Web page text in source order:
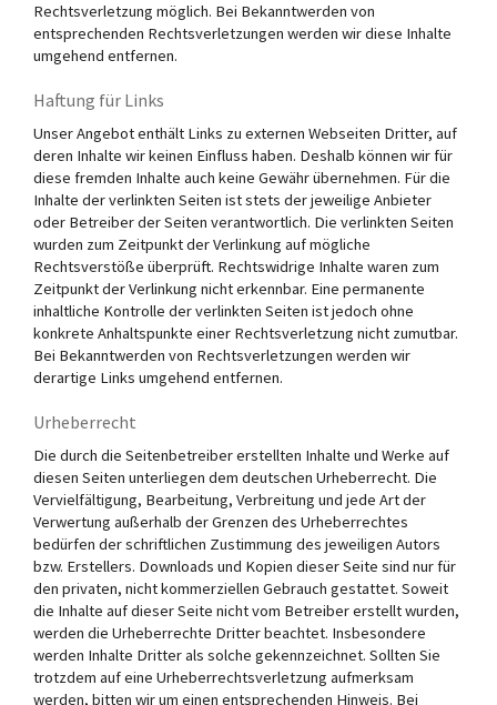
Rechtsverletzung möglich. Bei Bekanntwerden von
entsprechenden Rechtsverletzungen werden wir diese Inhalte
umgehend entfernen.
Haftung für Links
Unser Angebot enthält Links zu externen Webseiten Dritter, auf
deren Inhalte wir keinen Einfluss haben. Deshalb können wir für
diese fremden Inhalte auch keine Gewähr übernehmen. Für die
Inhalte der verlinkten Seiten ist stets der jeweilige Anbieter
oder Betreiber der Seiten verantwortlich. Die verlinkten Seiten
wurden zum Zeitpunkt der Verlinkung auf mögliche
Rechtsverstöße überprüft. Rechtswidrige Inhalte waren zum
Zeitpunkt der Verlinkung nicht erkennbar. Eine permanente
inhaltliche Kontrolle der verlinkten Seiten ist jedoch ohne
konkrete Anhaltspunkte einer Rechtsverletzung nicht zumutbar.
Bei Bekanntwerden von Rechtsverletzungen werden wir
derartige Links umgehend entfernen.
Urheberrecht
Die durch die Seitenbetreiber erstellten Inhalte und Werke auf
diesen Seiten unterliegen dem deutschen Urheberrecht. Die
Vervielfältigung, Bearbeitung, Verbreitung und jede Art der
Verwertung außerhalb der Grenzen des Urheberrechtes
bedürfen der schriftlichen Zustimmung des jeweiligen Autors
bzw. Erstellers. Downloads und Kopien dieser Seite sind nur für
den privaten, nicht kommerziellen Gebrauch gestattet. Soweit
die Inhalte auf dieser Seite nicht vom Betreiber erstellt wurden,
werden die Urheberrechte Dritter beachtet. Insbesondere
werden Inhalte Dritter als solche gekennzeichnet. Sollten Sie
trotzdem auf eine Urheberrechtsverletzung aufmerksam
werden, bitten wir um einen entsprechenden Hinweis. Bei